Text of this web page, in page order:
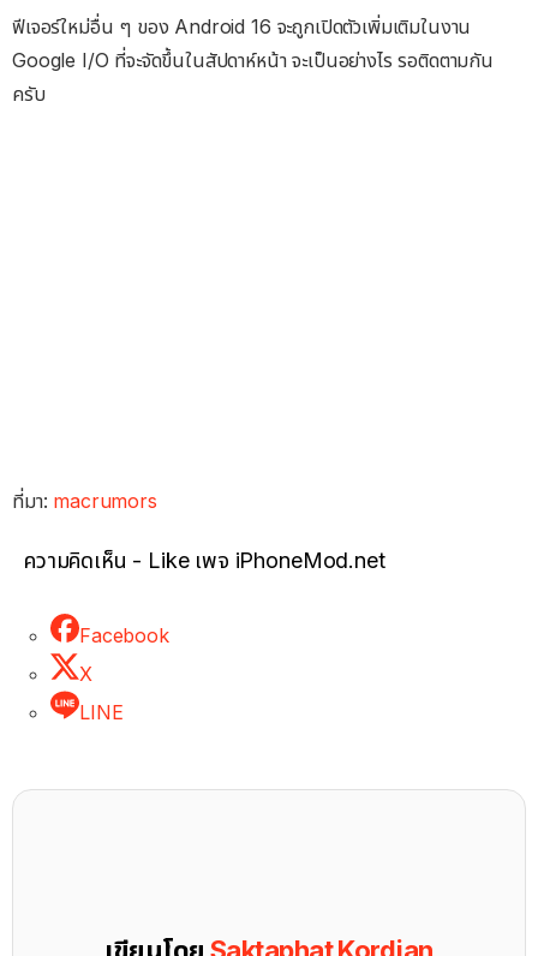
ฟีเจอร์ใหม่อื่น ๆ ของ Android 16 จะถูกเปิดตัวเพิ่มเติมในงาน
Google I/O ที่จะจัดขึ้นในสัปดาห์หน้า จะเป็นอย่างไร รอติดตามกัน
ครับ
ที่มา: macrumors
ความคิดเห็น - Like เพจ iPhoneMod.net
Facebook
X
LINE